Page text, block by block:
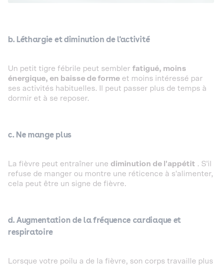
b. Léthargie et diminution de l'activité
Un petit tigre fébrile peut sembler fatigué, moins
énergique, en baisse de forme et moins intéressé par
ses activités habituelles. Il peut passer plus de temps à
dormir et à se reposer.
c. Ne mange plus
La fièvre peut entraîner une diminution de l'appétit . S'il
refuse de manger ou montre une réticence à s'alimenter,
cela peut être un signe de fièvre.
d. Augmentation de la fréquence cardiaque et
respiratoire
Lorsque votre poilu a de la fièvre, son corps travaille plus